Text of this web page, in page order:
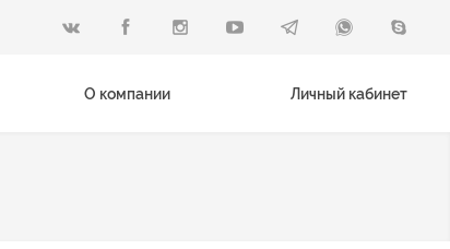
О компании Личный кабинет